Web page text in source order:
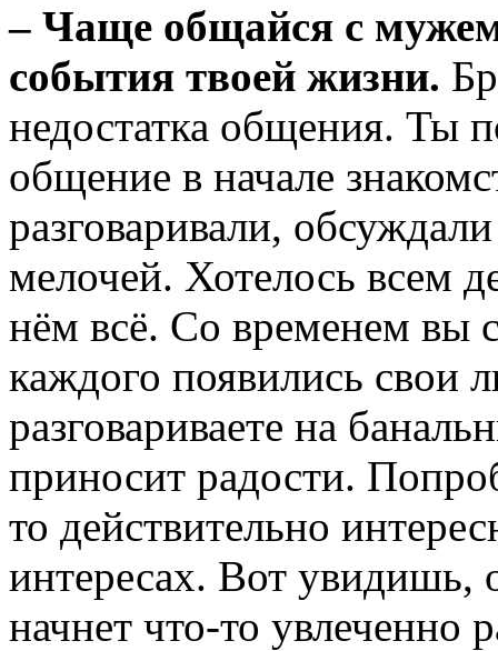
– Чаще общайся с
события твоей жизни.
недостатка общения. Ты
общение в начале
разговаривали,
мелочей. Хотелось всем
нём всё. Со временем вы
каждого появились свои
разговариваете на
приносит радости.
то действительно
интересах. Вот увидишь,
начнет что-то увлеченно